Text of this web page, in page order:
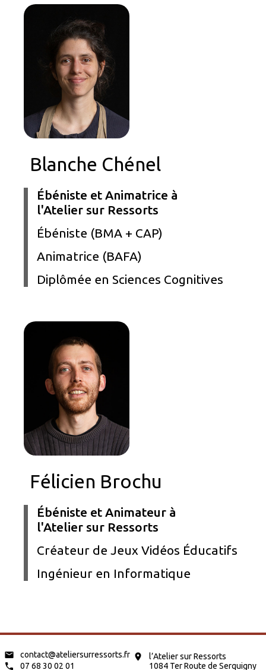
Blanche Chénel
Ébéniste et Animatrice à
l'Atelier sur Ressorts
Ébéniste (BMA + CAP)
Animatrice (BAFA)
Diplômée en Sciences Cognitives
Félicien Brochu
Ébéniste et Animateur à
l'Atelier sur Ressorts
Créateur de Jeux Vidéos Éducatifs
Ingénieur en Informatique
contact@ateliersurressorts.fr
07 68 30 02 01
l’Atelier sur Ressorts
1084 Ter Route de Serquigny